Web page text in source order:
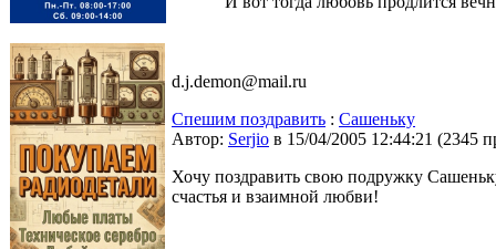
d.j.demon@mail.ru
Спешим поздравить : Сашеньку
Автор: Serjio в 15/04/2005 12:44:21 (2345
Хочу поздравить свою подружку
счастья и взаимной любви!